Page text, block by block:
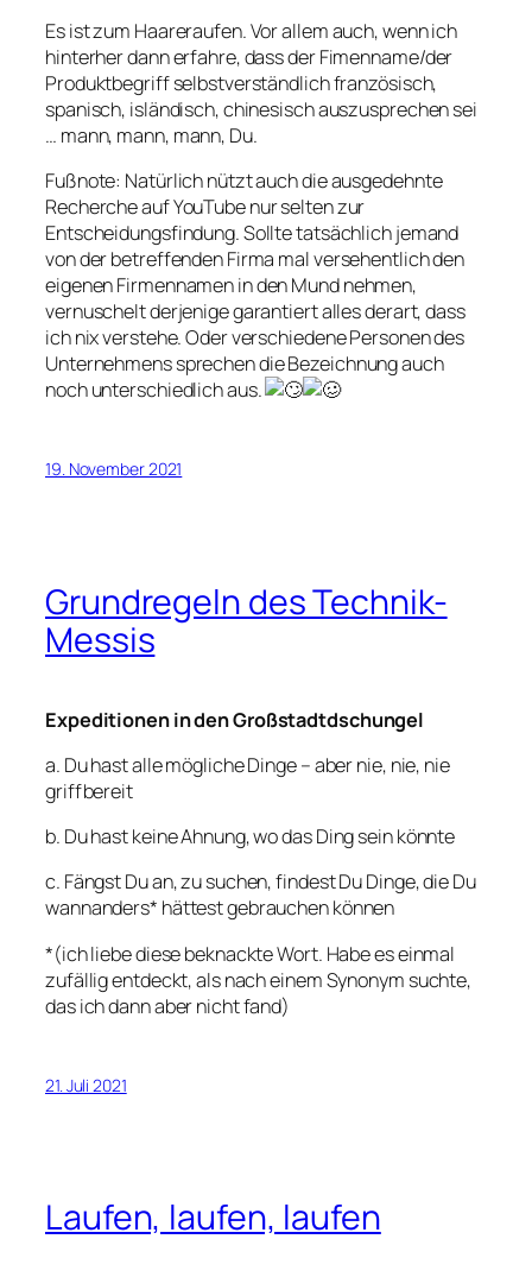
Es ist zum Haareraufen. Vor allem auch, wenn ich
hinterher dann erfahre, dass der Fimenname/der
Produktbegriff selbstverständlich französisch,
spanisch, isländisch, chinesisch auszusprechen sei
… mann, mann, mann, Du.
Fußnote: Natürlich nützt auch die ausgedehnte
Recherche auf YouTube nur selten zur
Entscheidungsfindung. Sollte tatsächlich jemand
von der betreffenden Firma mal versehentlich den
eigenen Firmennamen in den Mund nehmen,
vernuschelt derjenige garantiert alles derart, dass
ich nix verstehe. Oder verschiedene Personen des
Unternehmens sprechen die Bezeichnung auch
noch unterschiedlich aus.
19. November 2021
Grundregeln des Technik-
Messis
Expeditionen in den Großstadtdschungel
a. Du hast alle mögliche Dinge – aber nie, nie, nie
griffbereit
b. Du hast keine Ahnung, wo das Ding sein könnte
c. Fängst Du an, zu suchen, findest Du Dinge, die Du
wannanders* hättest gebrauchen können
*(ich liebe diese beknackte Wort. Habe es einmal
zufällig entdeckt, als nach einem Synonym suchte,
das ich dann aber nicht fand)
21. Juli 2021
Laufen, laufen, laufen